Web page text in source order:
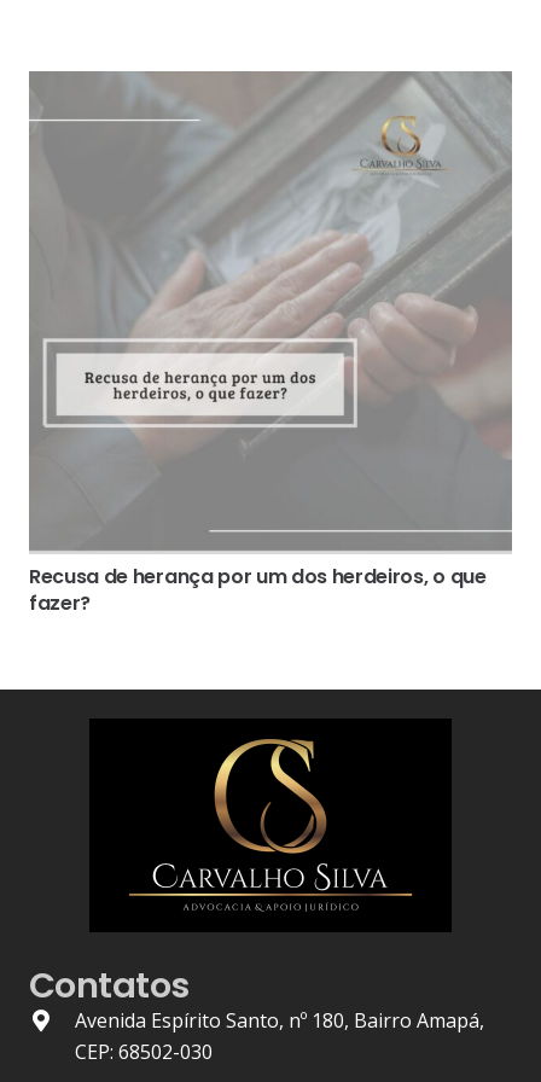
Recusa de herança por um dos herdeiros, o que
fazer?
Contatos
Avenida Espírito Santo, nº 180, Bairro Amapá,
CEP: 68502-030